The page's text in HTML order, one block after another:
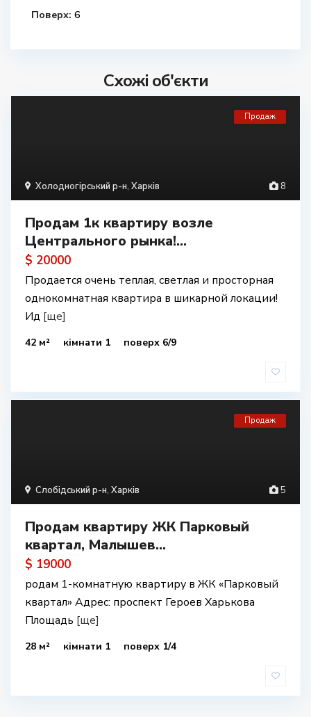
Поверх: 6
Схожі об'єкти
8
Холодногірський р-н, Харків
Продаж
Продам 1к квартиру возле
Центрального рынка!...
$ 20000
Продается очень теплая, светлая и просторная
однокомнатная квартира в шикарной локации!
Ид [ще]
42 м² кімнати 1 поверх 6/9
5
Слобідський р-н, Харків
Продаж
Продам квартиру ЖК Парковый
квартал, Малышев...
$ 19000
родам 1-комнатную квартиру в ЖК «Парковый
квартал» Адрес: проспект Героев Харькова
Площадь [ще]
28 м² кімнати 1 поверх 1/4